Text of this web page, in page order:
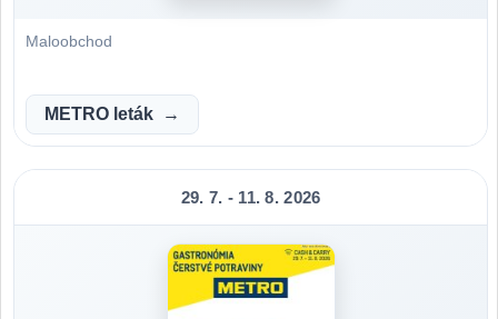
Maloobchod
METRO leták
29. 7. - 11. 8. 2026